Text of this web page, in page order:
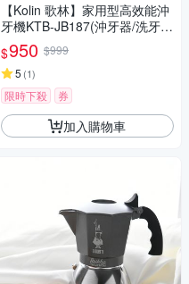
【Kolin 歌林】家用型高效能沖
牙機KTB-JB187(沖牙器/洗牙
器/噴牙機/牙線機)(時時樂限定)
$950 $999
5 (1)
限時下殺 券
加入購物車